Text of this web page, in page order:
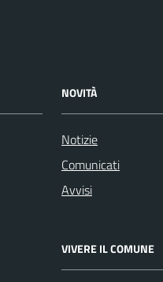
NOVITÀ
Notizie
Comunicati
Avvisi
VIVERE IL COMUNE